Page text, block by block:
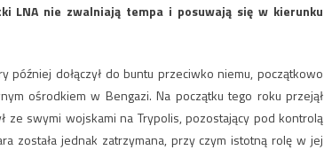
LNA nie zwalniają tempa i posuwają się w kierunku
później dołączył do buntu przeciwko niemu, początkowo
ośrodkiem w Bengazi. Na początku tego roku przejął
ze swymi wojskami na Trypolis, pozostający pod kontrolą
została jednak zatrzymana, przy czym istotną rolę w jej